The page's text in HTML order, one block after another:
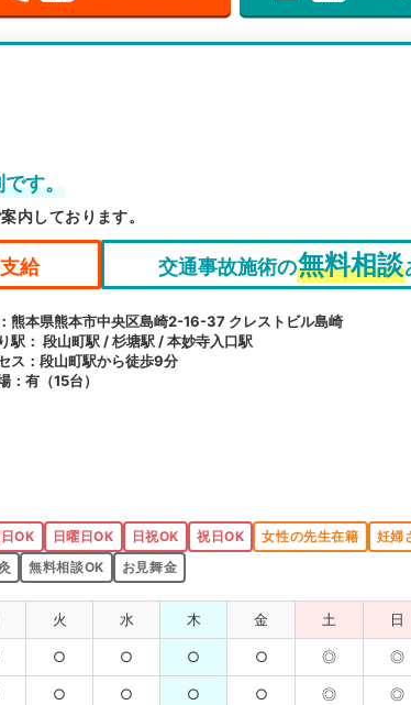
です。
内しております。
給 交通事故施術の無料相談
熊本県熊本市中央区島崎2-16-37 クレストビル島崎
駅： 段山町駅 / 杉塘駅 / 本妙寺入口駅
ス：段山町駅から徒歩9分
：有（15台）
OK 日曜日OK 日祝OK 祝日OK 女性の先生在籍
妊婦
無料相談OK お見舞金
火 水 木 金 土 日
○ ○ ○ ○ ◎ ◎
○ ○ ○ ○ ◎ ◎